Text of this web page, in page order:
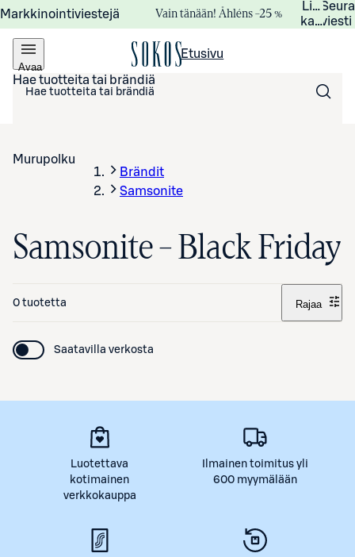
Markkinointiviestejä Vain tänään! Åhléns –25 %
viesti
Avaa
valikko
Etusivu
Hae tuotteita tai brändiä
Murupolku
Brändit
Samsonite
Samsonite – Black Friday
0 tuotetta Rajaa
Saatavilla verkosta
Luotettava
kotimainen
verkkokauppa
Ilmainen toimitus yli
600 myymälään